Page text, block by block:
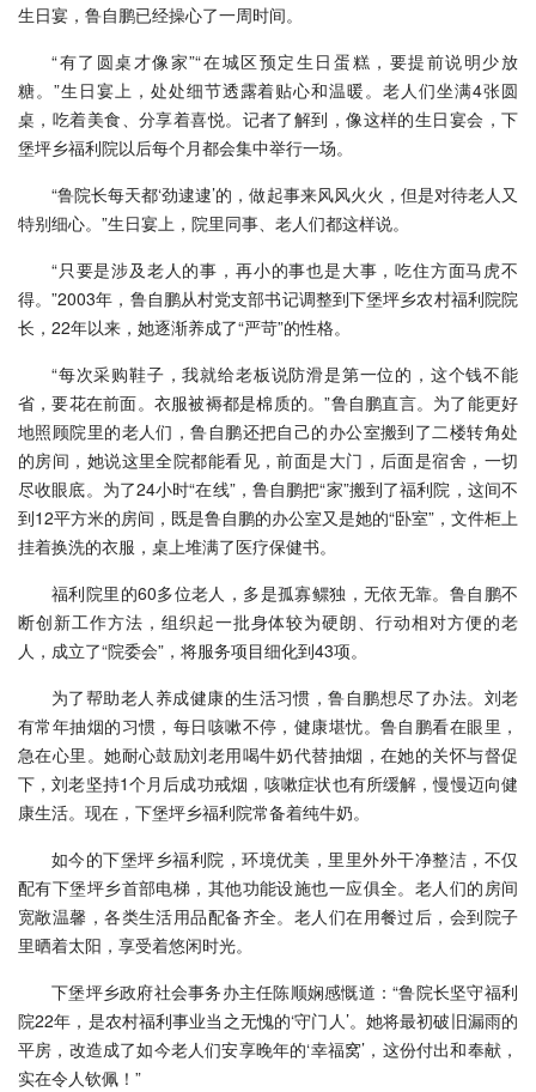
生日宴，鲁自鹏已经操心了一周时间。
“有了圆桌才像家”“在城区预定生日蛋糕，要提前说明少放
糖。”生日宴上，处处细节透露着贴心和温暖。老人们坐满4张圆
桌，吃着美食、分享着喜悦。记者了解到，像这样的生日宴会，下
堡坪乡福利院以后每个月都会集中举行一场。
“鲁院长每天都‘劲逮逮’的，做起事来风风火火，但是对待老人又
特别细心。”生日宴上，院里同事、老人们都这样说。
“只要是涉及老人的事，再小的事也是大事，吃住方面马虎不
得。”2003年，鲁自鹏从村党支部书记调整到下堡坪乡农村福利院院
长，22年以来，她逐渐养成了“严苛”的性格。
“每次采购鞋子，我就给老板说防滑是第一位的，这个钱不能
省，要花在前面。衣服被褥都是棉质的。”鲁自鹏直言。为了能更好
地照顾院里的老人们，鲁自鹏还把自己的办公室搬到了二楼转角处
的房间，她说这里全院都能看见，前面是大门，后面是宿舍，一切
尽收眼底。为了24小时“在线”，鲁自鹏把“家”搬到了福利院，这间不
到12平方米的房间，既是鲁自鹏的办公室又是她的“卧室”，文件柜上
挂着换洗的衣服，桌上堆满了医疗保健书。
福利院里的60多位老人，多是孤寡鳏独，无依无靠。鲁自鹏不
断创新工作方法，组织起一批身体较为硬朗、行动相对方便的老
人，成立了“院委会”，将服务项目细化到43项。
为了帮助老人养成健康的生活习惯，鲁自鹏想尽了办法。刘老
有常年抽烟的习惯，每日咳嗽不停，健康堪忧。鲁自鹏看在眼里，
急在心里。她耐心鼓励刘老用喝牛奶代替抽烟，在她的关怀与督促
下，刘老坚持1个月后成功戒烟，咳嗽症状也有所缓解，慢慢迈向健
康生活。现在，下堡坪乡福利院常备着纯牛奶。
如今的下堡坪乡福利院，环境优美，里里外外干净整洁，不仅
配有下堡坪乡首部电梯，其他功能设施也一应俱全。老人们的房间
宽敞温馨，各类生活用品配备齐全。老人们在用餐过后，会到院子
里晒着太阳，享受着悠闲时光。
下堡坪乡政府社会事务办主任陈顺娴感慨道：“鲁院长坚守福利
院22年，是农村福利事业当之无愧的‘守门人’。她将最初破旧漏雨的
平房，改造成了如今老人们安享晚年的‘幸福窝’，这份付出和奉献，
实在令人钦佩！”